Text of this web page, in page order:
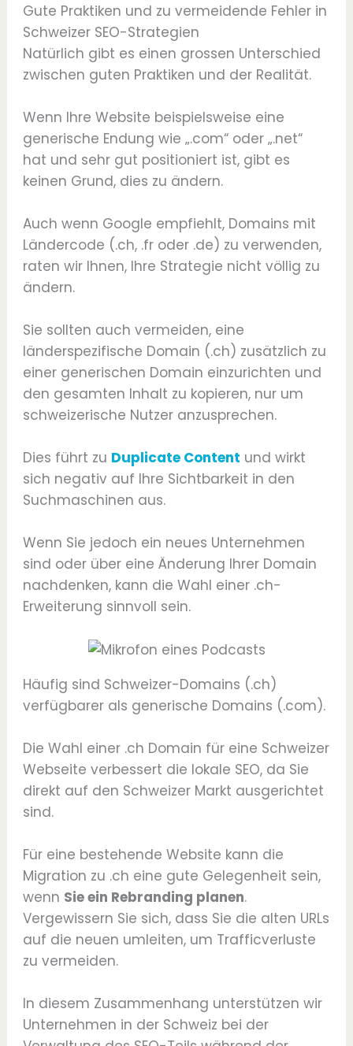
Gute Praktiken und zu vermeidende Fehler in
Schweizer SEO-Strategien
Natürlich gibt es einen grossen Unterschied
zwischen guten Praktiken und der Realität.
Wenn Ihre Website beispielsweise eine
generische Endung wie „.com“ oder „.net“
hat und sehr gut positioniert ist, gibt es
keinen Grund, dies zu ändern.
Auch wenn Google empfiehlt, Domains mit
Ländercode (.ch, .fr oder .de) zu verwenden,
raten wir Ihnen, Ihre Strategie nicht völlig zu
ändern.
Sie sollten auch vermeiden, eine
länderspezifische Domain (.ch) zusätzlich zu
einer generischen Domain einzurichten und
den gesamten Inhalt zu kopieren, nur um
schweizerische Nutzer anzusprechen.
Dies führt zu Duplicate Content und wirkt
sich negativ auf Ihre Sichtbarkeit in den
Suchmaschinen aus.
Wenn Sie jedoch ein neues Unternehmen
sind oder über eine Änderung Ihrer Domain
nachdenken, kann die Wahl einer .ch-
Erweiterung sinnvoll sein.
Häufig sind Schweizer-Domains (.ch)
verfügbarer als generische Domains (.com).
Die Wahl einer .ch Domain für eine Schweizer
Webseite verbessert die lokale SEO, da Sie
direkt auf den Schweizer Markt ausgerichtet
sind.
Für eine bestehende Website kann die
Migration zu .ch eine gute Gelegenheit sein,
wenn Sie ein Rebranding planen.
Vergewissern Sie sich, dass Sie die alten URLs
auf die neuen umleiten, um Trafficverluste
zu vermeiden.
In diesem Zusammenhang unterstützen wir
Unternehmen in der Schweiz bei der